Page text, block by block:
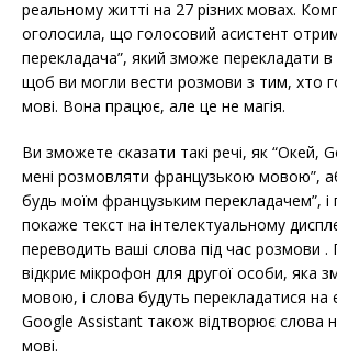
реальному житті на 27 різних мовах.
оголосила, що голосовий асистент
перекладача”, який зможе перекладати в
щоб ви могли вести розмови з тим, хто
мові. Вона працює, але це не магія.
Ви зможете сказати такі речі, як “Окей,
мені розмовляти французькою мовою”,
будь моїм французьким перекладачем”, і
покаже текст на інтелектуальному
переводить ваші слова під час розмови .
відкриє мікрофон для другої особи, яка
мовою, і слова будуть перекладатися на
Google Assistant також відтворює слова
мові.